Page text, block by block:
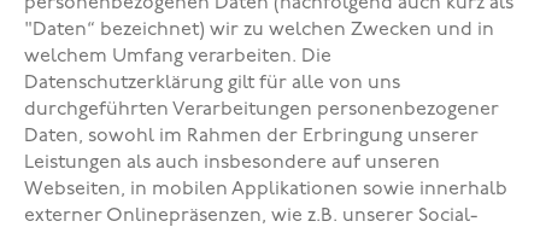
"Daten“ bezeichnet) wir zu welchen Zwecken und in
welchem Umfang verarbeiten. Die
Datenschutzerklärung gilt für alle von uns
durchgeführten Verarbeitungen personenbezogener
Daten, sowohl im Rahmen der Erbringung unserer
Leistungen als auch insbesondere auf unseren
Webseiten, in mobilen Applikationen sowie innerhalb
externer Onlinepräsenzen, wie z.B. unserer Social-